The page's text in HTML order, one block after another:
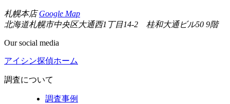
札幌本店Google Map
北海道札幌市中央区大通西1丁目14-2 桂和大通ビル50 9階
Our social media
アイシン探偵ホーム
調査について
調査事例